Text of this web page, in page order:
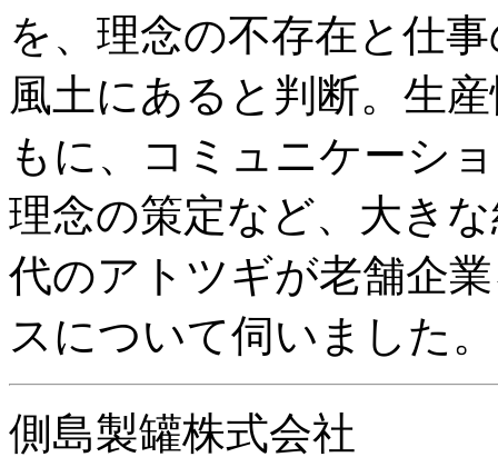
を、理念の不存在と仕
風土にあると判断。生
もに、コミュニケーシ
理念の策定など、大き
代のアトツギが老舗企
スについて伺いました。
側島製罐株式会社